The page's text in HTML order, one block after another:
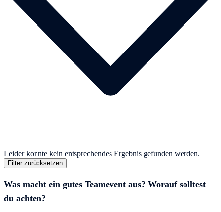
Leider konnte kein entsprechendes Ergebnis gefunden werden.
Filter zurücksetzen
Was macht ein gutes Teamevent aus? Worauf solltest
du achten?